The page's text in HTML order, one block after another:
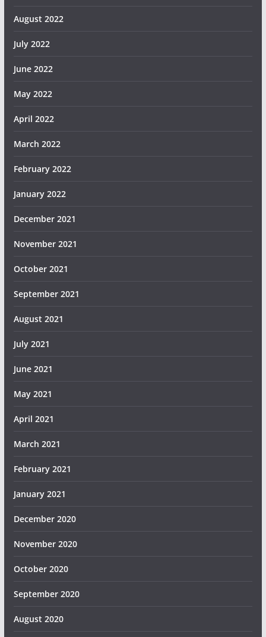
August 2022
July 2022
June 2022
May 2022
April 2022
March 2022
February 2022
January 2022
December 2021
November 2021
October 2021
September 2021
August 2021
July 2021
June 2021
May 2021
April 2021
March 2021
February 2021
January 2021
December 2020
November 2020
October 2020
September 2020
August 2020